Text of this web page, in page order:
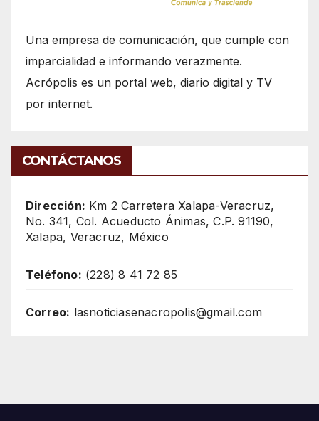
Una empresa de comunicación, que cumple con
imparcialidad e informando verazmente.
Acrópolis es un portal web, diario digital y TV
por internet.
CONTÁCTANOS
Dirección: Km 2 Carretera Xalapa-Veracruz,
No. 341, Col. Acueducto Ánimas, C.P. 91190,
Xalapa, Veracruz, México
Teléfono: (228) 8 41 72 85
Correo: lasnoticiasenacropolis@gmail.com